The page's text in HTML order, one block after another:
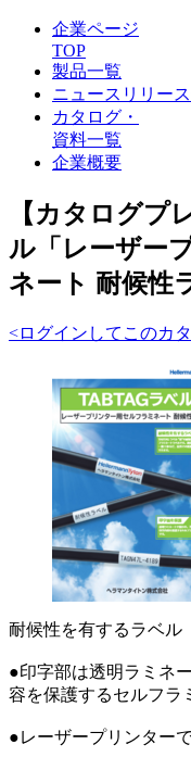
企業ページ
TOP
製品一覧
ニュースリリー
カタログ・
資料一覧
企業概要
【カタログプ
ル「レーザー
ネート 耐候性
<ログインしてこのカ
耐候性を有するラベル
●印字部は透明ラミネ
容を保護するセルフラ
●レーザープリンター